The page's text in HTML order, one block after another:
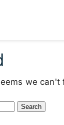
we can't